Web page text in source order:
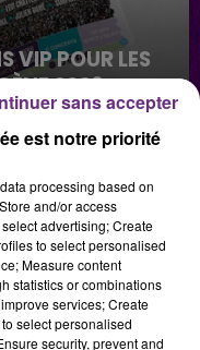
VIP POUR LES
2026
CENTER
AVEC
est notre priorité
processing based on
and/or access
advertising; Create
to select personalised
Measure content
statistics or combinations
services; Create
select personalised
security, prevent and
sans accepter